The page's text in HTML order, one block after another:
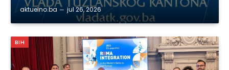
aktuelno.ba jul 26, 2026
BIH